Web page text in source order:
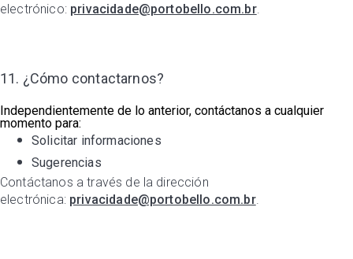
electrónico: privacidade@portobello.com.br.
11. ¿Cómo contactarnos?
Independientemente de lo anterior, contáctanos a cualquier
momento para:
Solicitar informaciones
Sugerencias
Contáctanos a través de la dirección
electrónica: privacidade@portobello.com.br.